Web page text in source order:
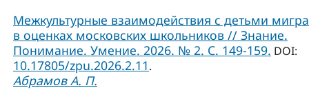
Межкультурные взаимодействия с детьми
в оценках московских школьников // Знание.
Понимание. Умение. 2026. № 2. С. 149-159. DOI:
10.17805/zpu.2026.2.11.
Абрамов А. П.